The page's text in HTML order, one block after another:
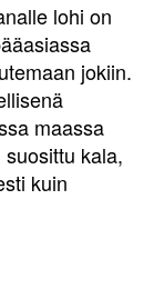
lohi on
jokiin.
maassa
kala,
kuin